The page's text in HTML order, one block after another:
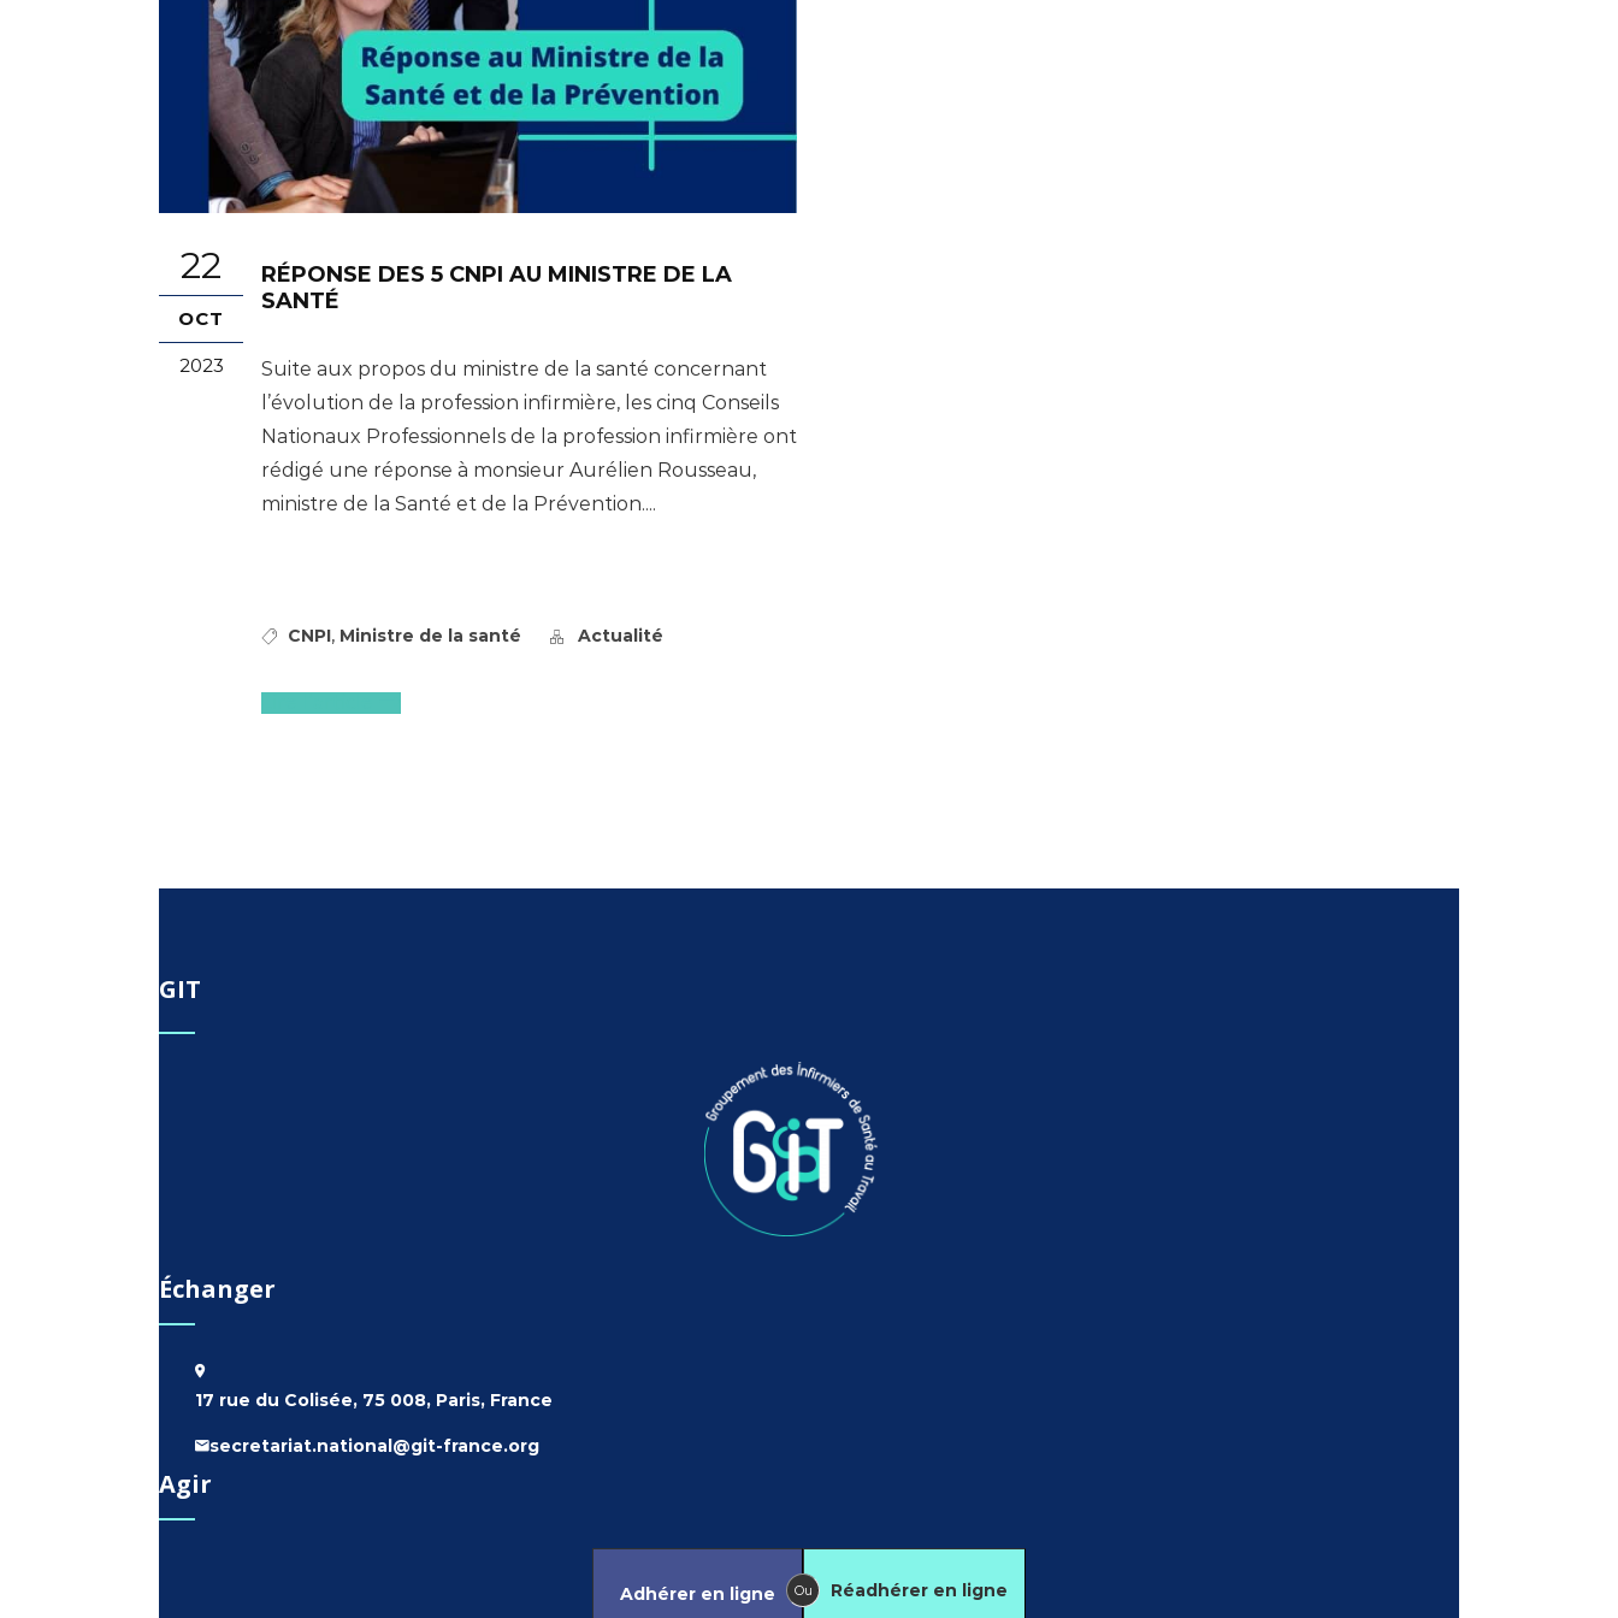
22
OCT
2023
RÉPONSE DES 5 CNPI AU MINISTRE DE LA
SANTÉ
Suite aux propos du ministre de la santé concernant
l’évolution de la profession infirmière, les cinq Conseils
Nationaux Professionnels de la profession infirmière ont
rédigé une réponse à monsieur Aurélien Rousseau,
ministre de la Santé et de la Prévention....
CNPI, Ministre de la santé Actualité
GIT
Échanger
17 rue du Colisée, 75 008, Paris, France
secretariat.national@git-france.org
Agir
Adhérer en ligne Ou Réadhérer en ligne